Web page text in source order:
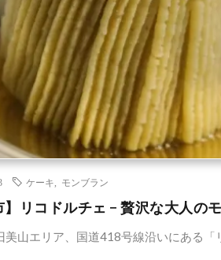
ケーキ モンブラン
】リコドルチェ − 贅沢な大人の
美山エリア、国道418号線沿いにある